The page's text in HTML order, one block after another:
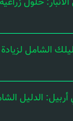
الشامل لزيادة
الدليل